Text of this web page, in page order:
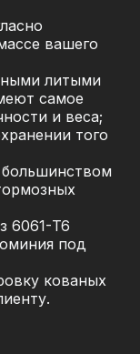
вашего
литыми
самое
и веса;
того
6061-T6
под
кованых